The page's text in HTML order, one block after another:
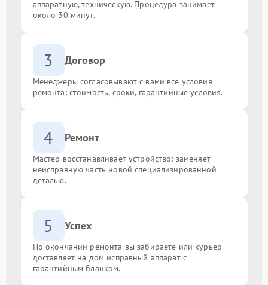
аппаратную, техническую. Процедура занимает
около 30 минут.
3 Договор
Менеджеры согласовывают с вами все условия
ремонта: стоимость, сроки, гарантийные условия.
4 Ремонт
Мастер восстанавливает устройство: заменяет
неисправную часть новой специализированной
деталью.
5 Успех
По окончании ремонта вы забираете или курьер
доставляет на дом исправный аппарат с
гарантийным бланком.